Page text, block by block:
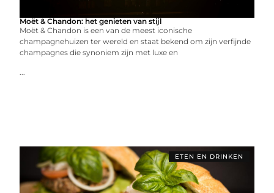
Moët & Chandon: het genieten van stijl
Moët & Chandon is een van de meest iconische
champagnehuizen ter wereld en staat bekend om zijn verfijnde
champagnes die synoniem zijn met luxe en
...
ETEN EN DRINKEN